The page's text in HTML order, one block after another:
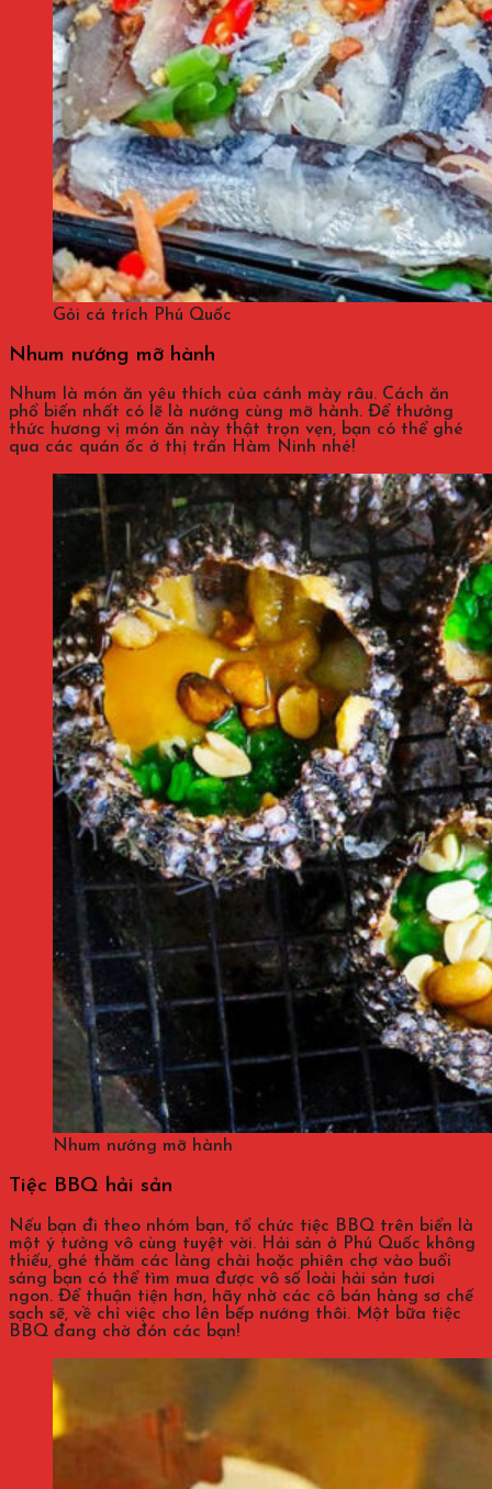
Gỏi cá trích Phú Quốc
Nhum nướng mỡ hành
Nhum là món ăn yêu thích của cánh mày râu. Cách ăn
phổ biến nhất có lẽ là nướng cùng mỡ hành. Để thưởng
thức hương vị món ăn này thật trọn vẹn, bạn có thể ghé
qua các quán ốc ở thị trấn Hàm Ninh nhé!
Nhum nướng mỡ hành
Tiệc BBQ hải sản
Nếu bạn đi theo nhóm bạn, tổ chức tiệc BBQ trên biển là
một ý tưởng vô cùng tuyệt vời. Hải sản ở Phú Quốc không
thiếu, ghé thăm các làng chài hoặc phiên chợ vào buổi
sáng bạn có thể tìm mua được vô số loài hải sản tươi
ngon. Để thuận tiện hơn, hãy nhờ các cô bán hàng sơ chế
sạch sẽ, về chỉ việc cho lên bếp nướng thôi. Một bữa tiệc
BBQ đang chờ đón các bạn!